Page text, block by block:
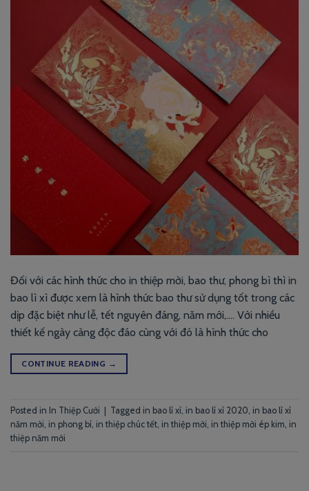
Đối với các hình thức cho in thiệp mời, bao thư, phong bì thì in
bao lì xì được xem là hình thức bao thư sử dụng tốt trong các
dịp đặc biệt như lễ, tết nguyên đáng, năm mới,…. Với nhiều
thiết kế ngày càng độc đáo cùng với đó là hình thức cho
CONTINUE READING →
Posted in In Thiệp Cưới Tagged in bao lì xì, in bao lì xì 2020, in bao lì xì
năm mời, in phong bì, in thiệp chúc tết, in thiệp mời, in thiệp mời ép kim, in
thiệp năm mới